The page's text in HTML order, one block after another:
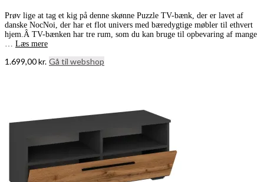
Prøv lige at tag et kig på denne skønne Puzzle TV-bænk, der er lavet af
danske NocNoi, der har et flot univers med bæredygtige møbler til ethvert
hjem.Â TV-bænken har tre rum, som du kan bruge til opbevaring af mange
… Læs mere
1.699,00kr. Gå til webshop